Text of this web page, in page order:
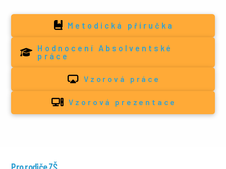
Metodická příručka
Hodnocení Absolventské
práce
Vzorová práce
Vzorová prezentace